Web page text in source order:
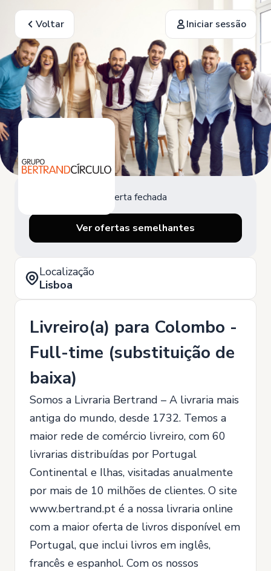
Voltar Iniciar sessão
Oferta fechada
Ver ofertas semelhantes
Localização
Lisboa
Livreiro(a) para Colombo -
Full-time (substituição de
baixa)
Somos a Livraria Bertrand – A livraria mais
antiga do mundo, desde 1732. Temos a
maior rede de comércio livreiro, com 60
livrarias distribuídas por Portugal
Continental e Ilhas, visitadas anualmente
por mais de 10 milhões de clientes. O site
www.bertrand.pt é a nossa livraria online
com a maior oferta de livros disponível em
Portugal, que inclui livros em inglês,
francês e espanhol. Com os nossos